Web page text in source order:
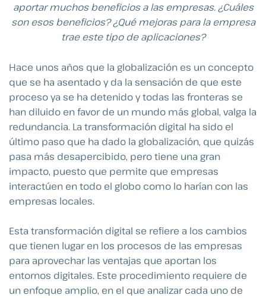
aportar muchos beneficios a las empresas. ¿Cuáles
son esos beneficios? ¿Qué mejoras para la empresa
trae este tipo de aplicaciones?
Hace unos años que la globalización es un concepto
que se ha asentado y da la sensación de que este
proceso ya se ha detenido y todas las fronteras se
han diluido en favor de un mundo más global, valga la
redundancia. La transformación digital ha sido el
último paso que ha dado la globalización, que quizás
pasa más desapercibido, pero tiene una gran
impacto, puesto que permite que empresas
interactúen en todo el globo como lo harían con las
empresas locales.
Esta transformación digital se refiere a los cambios
que tienen lugar en los procesos de las empresas
para aprovechar las ventajas que aportan los
entornos digitales. Este procedimiento requiere de
un enfoque amplio, en el que analizar cada uno de